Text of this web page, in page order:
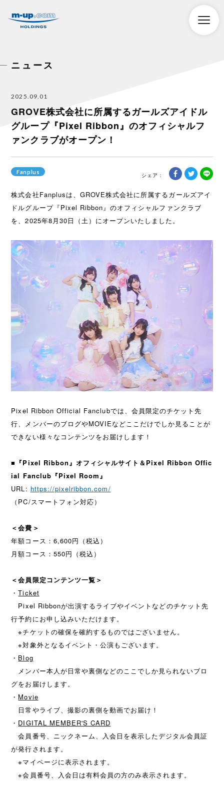
株式会社エムアップホールディングス
toggle
ニュース
2025.09.01
GROVE株式会社に所属するガールズアイドル
グループ『Pixel Ribbon』のオフィシャルフ
ァンクラブがオープン！
Fanplus
株式会社Fanplusは、GROVE株式会社に所属するガールズアイ
ドルグループ『Pixel Ribbon』のオフィシャルファンクラブ
を、2025年8月30日（土）にオープンいたしました。
Pixel Ribbon Official Fanclubでは、会員限定のチケット先
行、メンバーのブログやMOVIEなどここだけでしか見ることが
できない様々なコンテンツをお届けします！
■『Pixel Ribbon』オフィシャルサイト＆Pixel Ribbon Offic
ial Fanclub『Pixel Room』
URL: https://pixelribbon.com/
（PC/スマートフォン対応）
＜会費＞
年額コース：6,600円（税込）
月額コース：550円（税込）
＜会員限定コンテンツ一覧＞
・Ticket
Pixel Ribbonが出演するライブやイベントなどのチケット先
行予約にお申し込みいただけます。
※チケットの確保を確約するものではございません。
※対象外となるイベント・公演もございます。
・ Blog
メンバー本人が日常や裏側などのここでしか見られないブロ
グをお届けします。
・ Movie
日常やライブ、撮影の裏側を動画でお届け！
・ DIGITAL MEMBER'S CARD
会員番号、ニックネーム、入会日を表示したデジタル会員証
が発行されます。
※マイページに表示されます。
※会員番号、入会日は有料会員の方のみ表示されます。